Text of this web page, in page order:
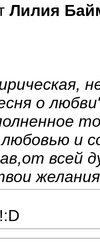
Лилия
о
и
всей